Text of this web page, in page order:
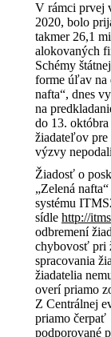
V rámci prvej
2020, bolo
takmer 26,1
alokovaných
Schémy
forme úľav na
nafta“, dnes
na
do 13.
žiadateľov
výzvy
Žiadosť o
„Zelená
systému
sídle http://
odbremení
chybovosť pri
spracovania
žiadatelia
overí priamo
Z Centrálnej
priamo čerpať
podporované